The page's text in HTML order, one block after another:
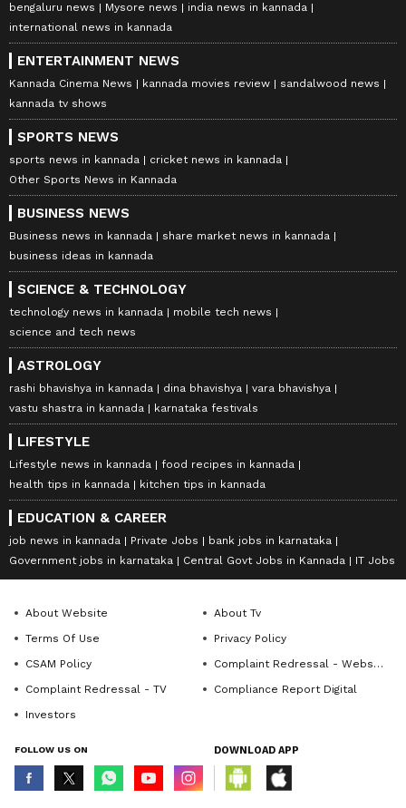
bengaluru news
Mysore news
india news in kannada
international news in kannada
ENTERTAINMENT NEWS
Kannada Cinema News kannada movies review
sandalwood news
kannada tv shows
SPORTS NEWS
sports news in kannada
cricket news in kannada
Other Sports News in Kannada
BUSINESS NEWS
Business news in kannada
share market news in kannada
business ideas in kannada
SCIENCE & TECHNOLOGY
technology news in kannada
mobile tech news
science and tech news
ASTROLOGY
rashi bhavishya in kannada dina bhavishya
vara bhavishya
vastu shastra in kannada
karnataka festivals
LIFESTYLE
Lifestyle news in kannada
food recipes in kannada
health tips in kannada
kitchen tips in kannada
EDUCATION & CAREER
job news in kannada Private Jobs
bank jobs in karnataka
Government jobs in karnataka
Central Govt Jobs in Kannada IT Jobs
About Website
About Tv
Terms Of Use
Privacy Policy
CSAM Policy
Complaint Redressal - Website
Complaint Redressal - TV
Compliance Report Digital
Investors
FOLLOW US ON DOWNLOAD APP